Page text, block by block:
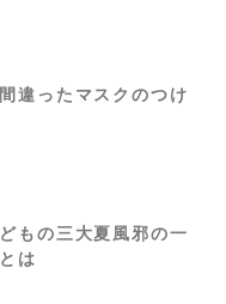
違ったマスクのつけ
もの三大夏風邪の一
は